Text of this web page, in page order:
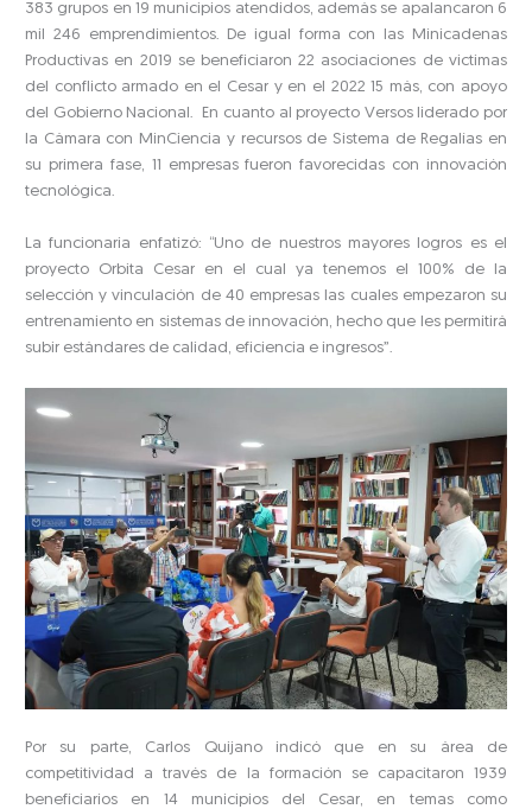
383 grupos en 19 municipios atendidos, además se apalancaron 6
mil 246 emprendimientos. De igual forma con las Minicadenas
Productivas en 2019 se beneficiaron 22 asociaciones de victimas
del conflicto armado en el Cesar y en el 2022 15 más, con apoyo
del Gobierno Nacional. En cuanto al proyecto Versos liderado por
la Cámara con MinCiencia y recursos de Sistema de Regalías en
su primera fase, 11 empresas fueron favorecidas con innovación
tecnológica.
La funcionaria enfatizó: “Uno de nuestros mayores logros es el
proyecto Orbita Cesar en el cual ya tenemos el 100% de la
selección y vinculación de 40 empresas las cuales empezaron su
entrenamiento en sistemas de innovación, hecho que les permitirá
subir estándares de calidad, eficiencia e ingresos”.
Por su parte, Carlos Quijano indicó que en su área de
competitividad a través de la formación se capacitaron 1939
beneficiarios en 14 municipios del Cesar, en temas como